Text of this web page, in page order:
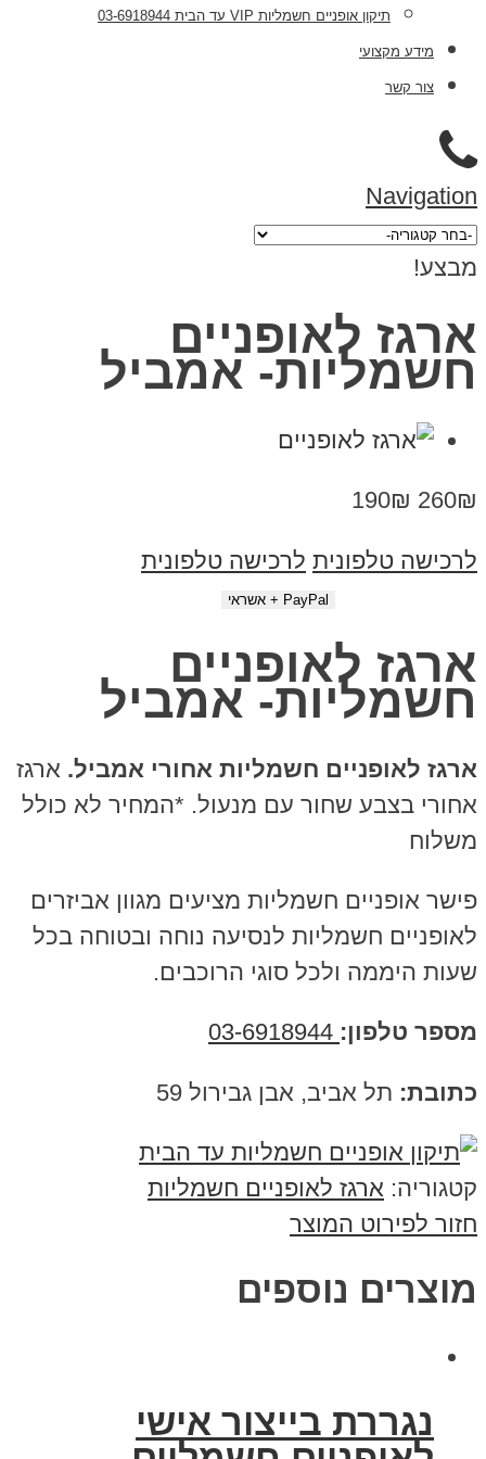
תיקון אופניים חשמליות VIP עד הבית 03-6918944
מידע מקצועי
צור קשר
Navigation
מבצע!
ארגז לאופניים
חשמליות- אמביל
260₪
190₪
לרכישה טלפונית לרכישה טלפונית
ארגז לאופניים
חשמליות- אמביל
ארגז לאופניים חשמליות אחורי אמביל. ארגז
אחורי בצבע שחור עם מנעול. *המחיר לא כולל
משלוח
פישר אופניים חשמליות מציעים מגוון אביזרים
לאופניים חשמליות לנסיעה נוחה ובטוחה בכל
שעות היממה ולכל סוגי הרוכבים.
מספר טלפון:
כתובת: תל אביב, אבן גבירול 59
קטגוריה: ארגז לאופניים חשמליות
חזור לפירוט המוצר
מוצרים נוספים
נגררת בייצור אישי